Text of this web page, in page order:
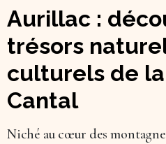
Aurillac :
trésors
culturels de
Cantal
Niché au cœur des